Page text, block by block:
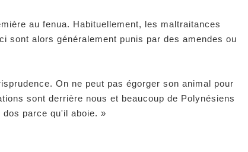
au fenua. Habituellement, les maltraitances
sont alors généralement punis par des amendes ou
On ne peut pas égorger son animal pour
sont derrière nous et beaucoup de Polynésiens
parce qu'il aboie. »